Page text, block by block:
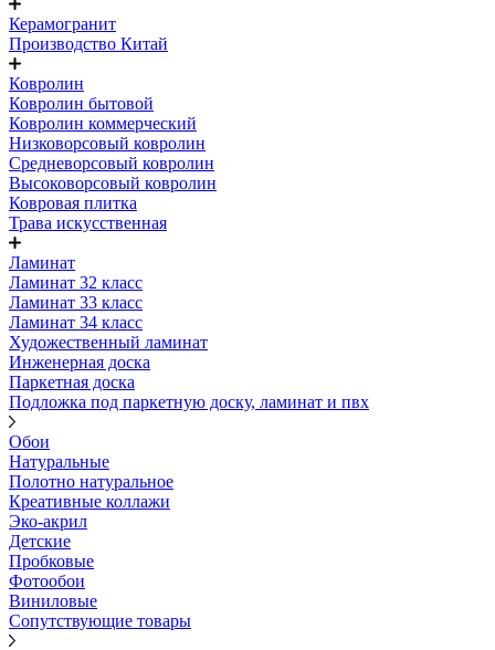
Керамогранит
Производство Китай
Ковролин
Ковролин бытовой
Ковролин коммерческий
Низковорсовый ковролин
Средневорсовый ковролин
Высоковорсовый ковролин
Ковровая плитка
Трава искусственная
Ламинат
Ламинат 32 класс
Ламинат 33 класс
Ламинат 34 класс
Художественный ламинат
Инженерная доска
Паркетная доска
Подложка под паркетную доску, ламинат и пвх
Обои
Натуральные
Полотно натуральное
Креативные коллажи
Эко-акрил
Детские
Пробковые
Фотообои
Виниловые
Сопутствующие товары